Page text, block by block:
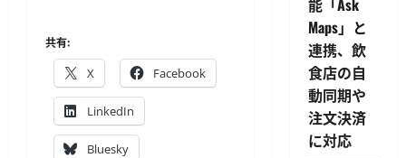
共有:
X Facebook
LinkedIn
Bluesky
能「Ask
Maps」と
連携、飲
食店の自
動同期や
注文決済
に対応